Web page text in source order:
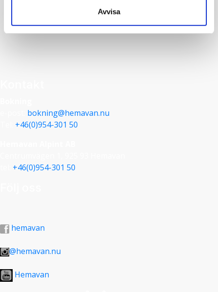
Avvisa
Leaflet|©OpenStreetMapcontributors
bokning@hemavan.nu
+46(0)954-301 50
+46(0)954-301 50
hemavan
@hemavan.nu
Hemavan